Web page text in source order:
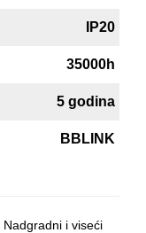
IP20
35000h
5 godina
BBLINK
Nadgradni i viseći